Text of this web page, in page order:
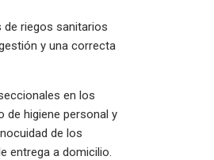
riegos sanitarios
y una correcta
en los
de higiene personal y
de los
entrega a domicilio.